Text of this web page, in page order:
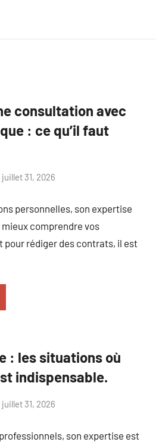
consultation avec
: ce qu’il faut
juillet 31, 2026
personnelles, son expertise
comprendre vos
pour rédiger des contrats, il est
: les situations où
indispensable.
juillet 31, 2026
professionnels, son expertise est